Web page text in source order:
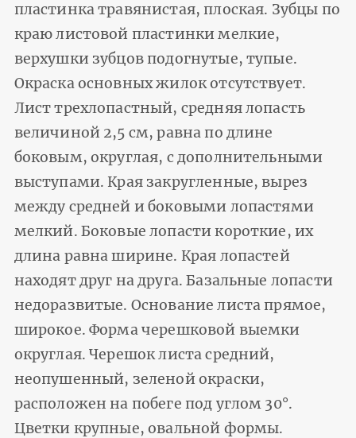
пластинка травянистая, плоская. Зубцы по
краю листовой пластинки мелкие,
верхушки зубцов подогнутые, тупые.
Окраска основных жилок отсутствует.
Лист трехлопастный, средняя лопасть
величиной 2,5 см, равна по длине
боковым, округлая, с дополнительными
выступами. Края закругленные, вырез
между средней и боковыми лопастями
мелкий. Боковые лопасти короткие, их
длина равна ширине. Края лопастей
находят друг на друга. Базальные лопасти
недоразвитые. Основание листа прямое,
широкое. Форма черешковой выемки
округлая. Черешок листа средний,
неопушенный, зеленой окраски,
расположен на побеге под углом 30°.
Цветки крупные, овальной формы.